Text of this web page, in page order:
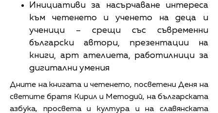
Инициативи за насърчаване интереса
към четенето и ученето на деца и
ученици – срещи със съвременни
български автори, презентации на
книги, арт ателиета, работилници за
дигитални умения
Дните на книгата и четенето, посветени Деня на
светите братя Кирил и Методий, на българската
азбука, просвета и култура и на славянската